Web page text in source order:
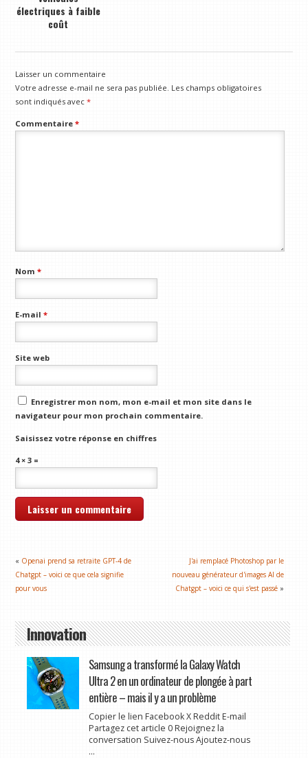
électriques à faible
coût
Laisser un commentaire
Votre adresse e-mail ne sera pas publiée. Les champs obligatoires
sont indiqués avec*
Commentaire*
Nom*
E-mail*
Site web
Enregistrer mon nom, mon e-mail et mon site dans le
navigateur pour mon prochain commentaire.
Saisissez votre réponse en chiffres
4 × 3 =
« Openai prend sa retraite GPT-4 de
Chatgpt – voici ce que cela signifie
pour vous
J'ai remplacé Photoshop par le
nouveau générateur d'images AI de
Chatgpt – voici ce qui s'est passé »
Innovation
Samsung a transformé la Galaxy Watch
Ultra 2 en un ordinateur de plongée à part
entière – mais il y a un problème
Copier le lien Facebook X Reddit E-mail
Partagez cet article 0 Rejoignez la
conversation Suivez-nous Ajoutez-nous
...